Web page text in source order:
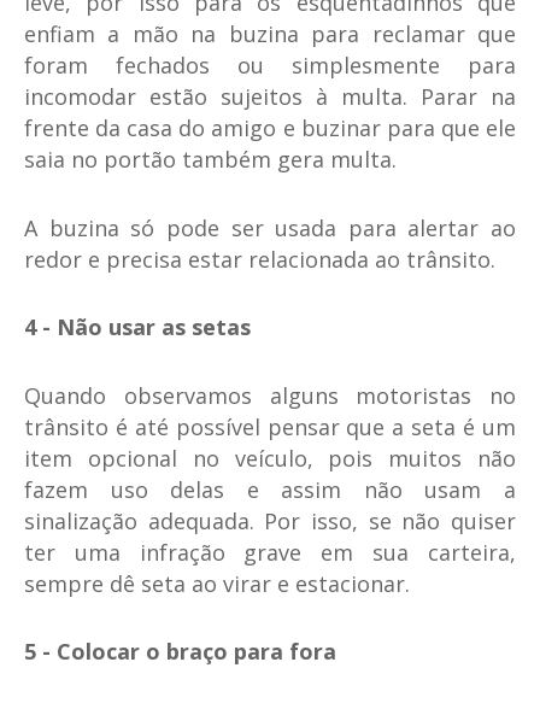
enfiam a mão na buzina para reclamar que
foram fechados ou simplesmente para
incomodar estão sujeitos à multa. Parar na
frente da casa do amigo e buzinar para que ele
saia no portão também gera multa.
A buzina só pode ser usada para alertar ao
redor e precisa estar relacionada ao trânsito.
4 - Não usar as setas
Quando observamos alguns motoristas no
trânsito é até possível pensar que a seta é um
item opcional no veículo, pois muitos não
fazem uso delas e assim não usam a
sinalização adequada. Por isso, se não quiser
ter uma infração grave em sua carteira,
sempre dê seta ao virar e estacionar.
5 - Colocar o braço para fora